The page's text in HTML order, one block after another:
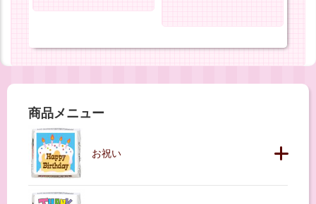
商品メニュー
お祝い